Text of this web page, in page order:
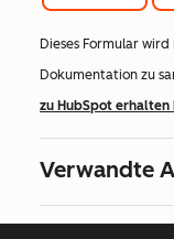
Dieses Formular
Dokumentation zu
zu HubSpot erhalten
Verwandte